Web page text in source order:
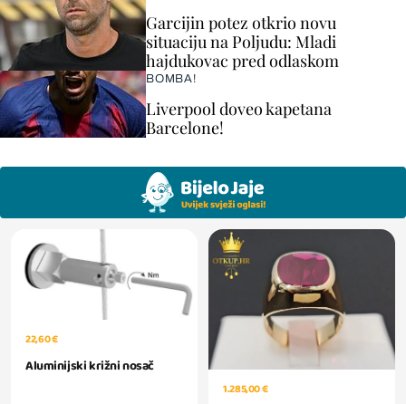
Garcijin potez otkrio novu
situaciju na Poljudu: Mladi
hajdukovac pred odlaskom
BOMBA!
Liverpool doveo kapetana
Barcelone!
22,60 €
Aluminijski križni nosač
1.285,00 €